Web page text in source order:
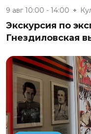
9 авг 10:00 - 14:00
Экскурсия по
Гнездиловская